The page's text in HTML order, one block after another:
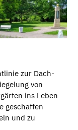
zur Dach-
von
ins Leben
geschaffen
und zu